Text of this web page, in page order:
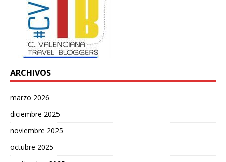
ARCHIVOS
marzo 2026
diciembre 2025
noviembre 2025
octubre 2025